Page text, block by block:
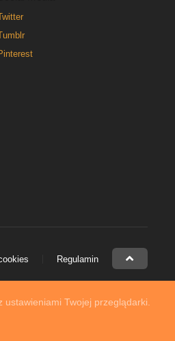
Twojej przeglądarki.
Regulamin